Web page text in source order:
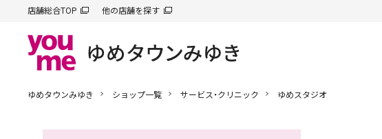
店舗総合TOP 他の店舗を探す
ゆめタウンみゆき ショップ一覧 サービス・クリニック ゆめスタジオ